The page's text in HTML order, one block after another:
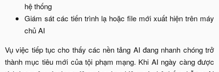
hệ thống​
Giám sát các tiến trình lạ hoặc file mới xuất hiện trên máy
chủ AI​
Vụ việc tiếp tục cho thấy các nền tảng AI đang nhanh chóng trở
thành mục tiêu mới của tội phạm mạng. Khi AI ngày càng được